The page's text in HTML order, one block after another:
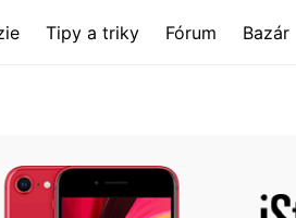
Tipy a triky Fórum Bazár